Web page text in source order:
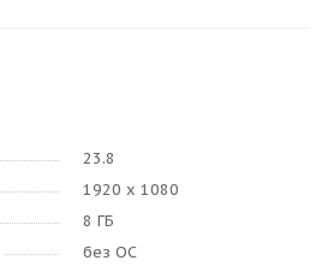
23.8
1920 x 1080
8 ГБ
без ОС